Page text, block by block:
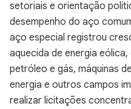
setoriais e orientação
desempenho do aço
aço especial registrou
aquecida de energia
petróleo e gás, máquinas
energia e outros campos
realizar licitações